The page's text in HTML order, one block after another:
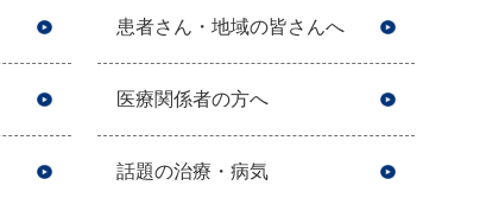
患者さん・地域の皆さんへ
医療関係者の方へ
話題の治療・病気